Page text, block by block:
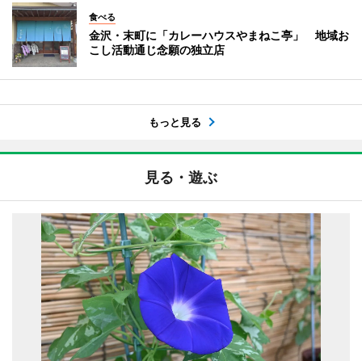
食べる
金沢・末町に「カレーハウスやまねこ亭」 地域お
こし活動通じ念願の独立店
もっと見る
見る・遊ぶ